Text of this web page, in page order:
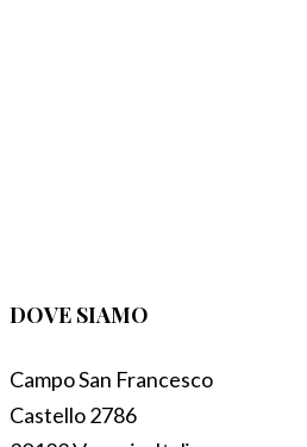
DOVE SIAMO
Campo San Francesco
Castello 2786